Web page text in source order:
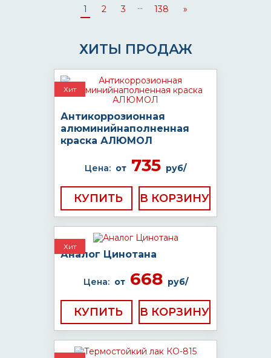
1 2 3 ... 138 »
ХИТЫ ПРОДАЖ
Хит
Антикоррозионная
алюминийнаполненная
краска АЛЮМОЛ
Цена: от 735 руб/
КУПИТЬ
Хит
Аналог Цинотана
Цена: от668 руб/
КУПИТЬ